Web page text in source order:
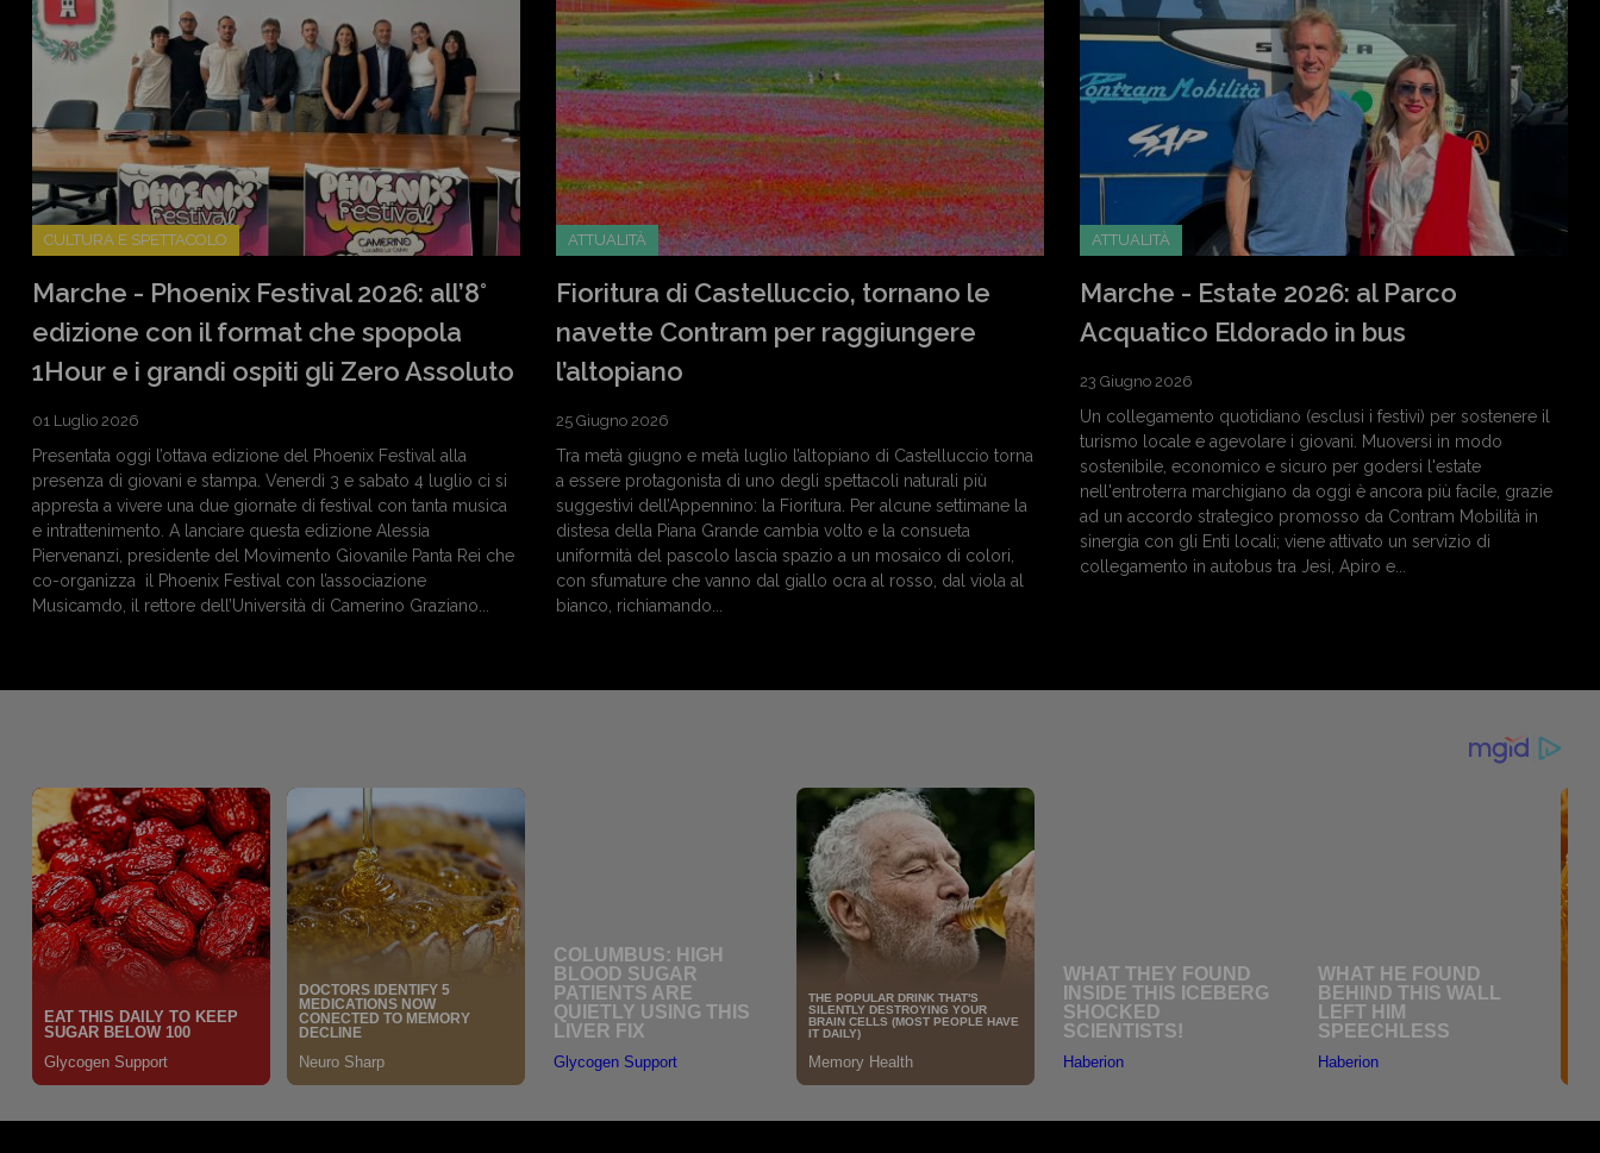
CULTURA E SPETTACOLO
Marche - Phoenix Festival 2026: all’8°
edizione con il format che spopola
1Hour e i grandi ospiti gli Zero Assoluto
01 Luglio 2026
Presentata oggi l’ottava edizione del Phoenix Festival alla
presenza di giovani e stampa. Venerdì 3 e sabato 4 luglio ci si
appresta a vivere una due giornate di festival con tanta musica
e intrattenimento. A lanciare questa edizione Alessia
Piervenanzi, presidente del Movimento Giovanile Panta Rei che
co-organizza il Phoenix Festival con l’associazione
Musicamdo, il rettore dell’Università di Camerino Graziano...
ATTUALITÀ
Fioritura di Castelluccio, tornano le
navette Contram per raggiungere
l’altopiano
25 Giugno 2026
Tra metà giugno e metà luglio l’altopiano di Castelluccio torna
a essere protagonista di uno degli spettacoli naturali più
suggestivi dell’Appennino: la Fioritura. Per alcune settimane la
distesa della Piana Grande cambia volto e la consueta
uniformità del pascolo lascia spazio a un mosaico di colori,
con sfumature che vanno dal giallo ocra al rosso, dal viola al
bianco, richiamando...
ATTUALITÀ
Marche - Estate 2026: al Parco
Acquatico Eldorado in bus
23 Giugno 2026
Un collegamento quotidiano (esclusi i festivi) per sostenere il
turismo locale e agevolare i giovani. Muoversi in modo
sostenibile, economico e sicuro per godersi l'estate
nell'entroterra marchigiano da oggi è ancora più facile, grazie
ad un accordo strategico promosso da Contram Mobilità in
sinergia con gli Enti locali; viene attivato un servizio di
collegamento in autobus tra Jesi, Apiro e...